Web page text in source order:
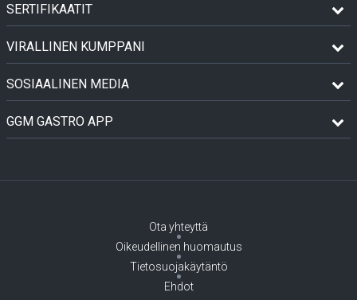
SERTIFIKAATIT
VIRALLINEN KUMPPANI
SOSIAALINEN MEDIA
GGM GASTRO APP
Ota yhteyttä
Oikeudellinen huomautus
Tietosuojakäytäntö
Ehdot